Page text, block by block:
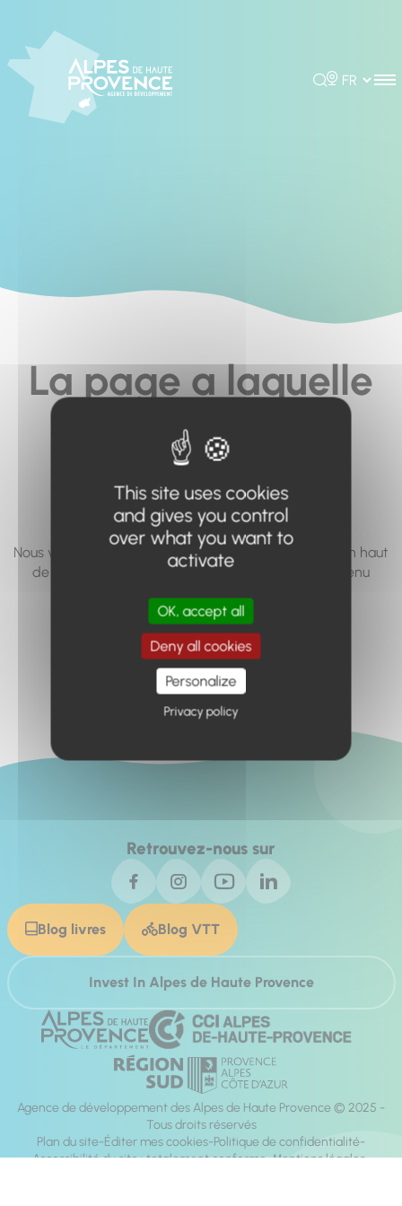
Rechercher
Choisir la
La page a laquelle
vous cherchez à
accéder n'existe
pas... ou plus.
Nous vous invitons à utiliser le moteur de recherche en haut
de page, ou à utiliser le menu pour trouver le contenu
Retour à l'accueil
Retrouvez-nous sur
Blog livres Blog VTT
Invest In Alpes de Haute Provence
Agence de développement des Alpes de Haute Provence © 2025 -
Tous droits réservés
Plan du site Éditer mes cookies Politique de confidentialité
Accessibilité du site : totalement conforme Mentions légales
This site uses cookies
and gives you control
over what you want to
activate
OK, accept all
Deny all cookies
Personalize
Privacy policy